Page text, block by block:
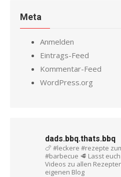
Meta
Anmelden
Eintrags-Feed
Kommentar-Feed
WordPress.org
dads.bbq.thats.bbq
🍗 #leckere #rezepte
#barbecue 🥩 Lasst
Videos zu allen
eigenen Blog